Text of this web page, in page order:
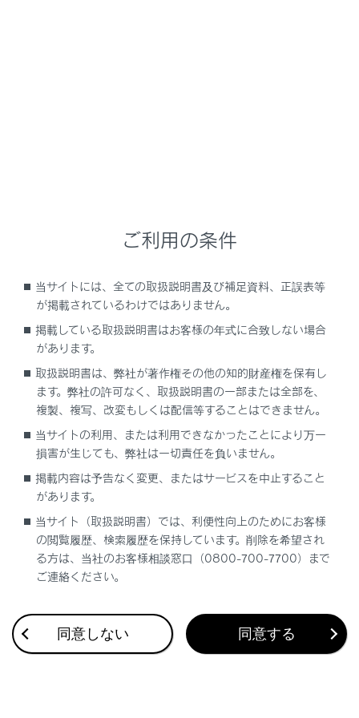
RCTA（リヤクロストラフィックアラート）の
RCTAの機能
RCTAの設定を変更する
合わせて見られているページ
低速時に障害物との接近を検知してブレーキをかける
最適な車間距離を保って追従走行する
このページは役に立ちましたか？
ご利用の条件
当サイトには、全ての取扱説明書及び補足資料、正誤表等
が掲載されているわけではありません。
掲載している取扱説明書はお客様の年式に合致しない場合
があります。
取扱説明書は、弊社が著作権その他の知的財産権を保有し
ます。弊社の許可なく、取扱説明書の一部または全部を、
複製、複写、改変もしくは配信等することはできません。
当サイトの利用、または利用できなかったことにより万一
損害が生じても、弊社は一切責任を負いません。
掲載内容は予告なく変更、またはサービスを中止すること
があります。
当サイト（取扱説明書）では、利便性向上のためにお客様
の閲覧履歴、検索履歴を保持しています。削除を希望され
る方は、当社のお客様相談窓口（0800-700-7700）まで
ご連絡ください。
同意しない 同意する